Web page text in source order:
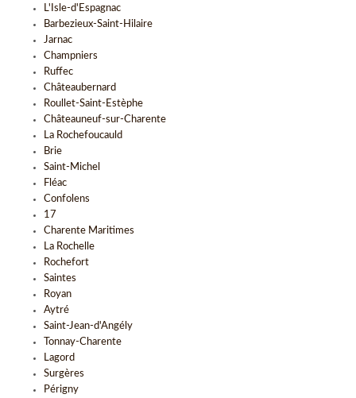
L'Isle-d'Espagnac
Barbezieux-Saint-Hilaire
Jarnac
Champniers
Ruffec
Châteaubernard
Roullet-Saint-Estèphe
Châteauneuf-sur-Charente
La Rochefoucauld
Brie
Saint-Michel
Fléac
Confolens
17
Charente Maritimes
La Rochelle
Rochefort
Saintes
Royan
Aytré
Saint-Jean-d'Angély
Tonnay-Charente
Lagord
Surgères
Périgny